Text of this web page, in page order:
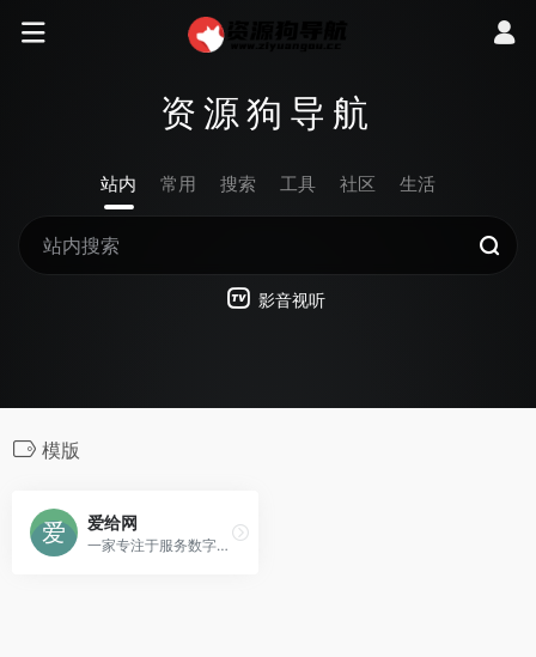
资源狗导航
站内 常用 搜索 工具 社区 生活
影音视听
模版
爱给网
一家专注于服务数字内容创作者的免费素材网站。